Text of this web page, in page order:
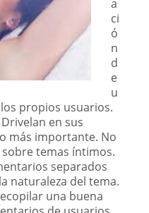
a
ci
ó
n
d
e
u
propios usuarios.
en sus
más importante. No
sobre temas íntimos.
separados
naturaleza del tema.
una buena